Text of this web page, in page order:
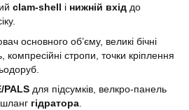
clam-shell і нижній вхід до
основного об’єму, великі бічні
компресійні стропи, точки кріплення
PALS для підсумків, велкро-панель
шланг гідратора